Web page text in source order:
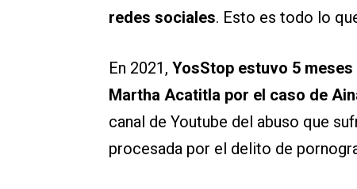
redes sociales. Esto es todo lo
En 2021, YosStop estuvo 5
Martha Acatitla por el caso de
canal de Youtube del abuso que
procesada por el delito de